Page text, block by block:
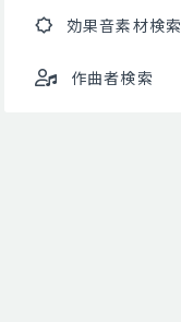
効果音素材検索
作曲者検索